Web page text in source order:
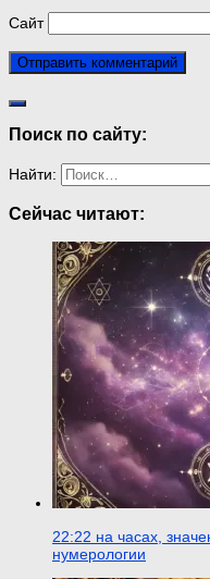
Сайт
Поиск по сайту:
Найти:
Сейчас читают:
22:22 на часах,
нумерологии